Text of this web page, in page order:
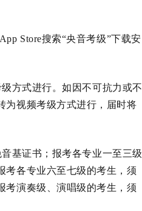
Store搜索“央音考级”下载安
方式进行。如因不可抗力或不
为视频考级方式进行，届时将
基证书；报考各专业一至三级
考各专业六至七级的考生，须
考演奏级、演唱级的考生，须